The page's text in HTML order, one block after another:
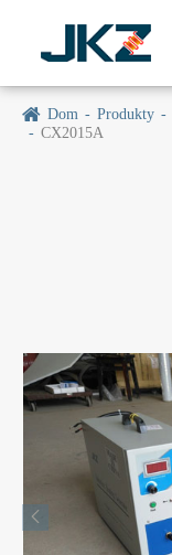
Dom Produkty
CX2015A
